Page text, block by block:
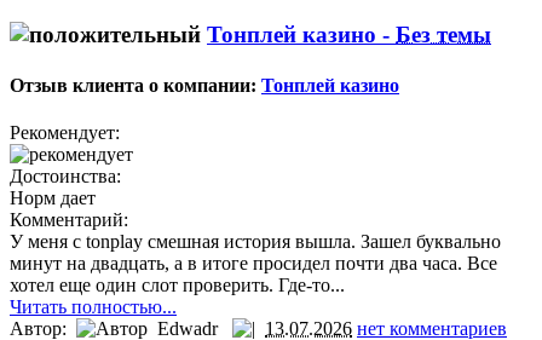
Тонплей казино - Без темы
Отзыв клиента о компании: Тонплей казино
Рекомендует:
Достоинства:
Норм дает
Комментарий:
У меня с tonplay смешная история вышла. Зашел буквально
минут на двадцать, а в итоге просидел почти два часа. Все
хотел еще один слот проверить. Где-то...
Читать полностью...
Автор:
Edwadr 13.07.2026 нет комментариев